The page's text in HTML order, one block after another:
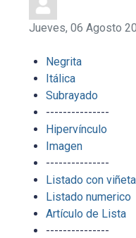
Jueves, 06 Agosto
Negrita
Itálica
Subrayado
---------------
Hipervínculo
Imagen
---------------
Listado con
Listado numerico
Artículo de Lista
---------------